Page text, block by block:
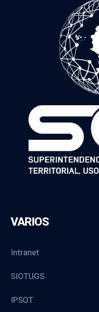
VARIOS
Intranet
SIOTUGS
IPSOT